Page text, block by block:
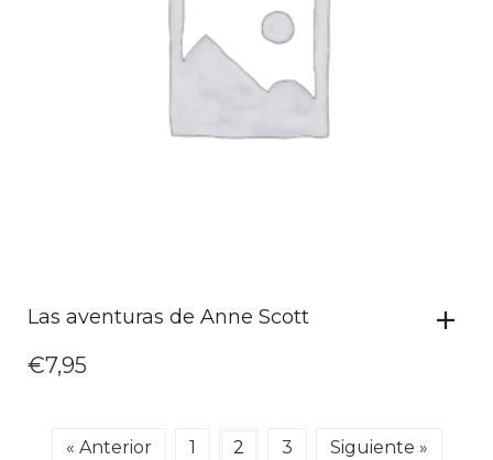
Las aventuras de Anne Scott
€7,95
« Anterior 1 2 3 Siguiente »